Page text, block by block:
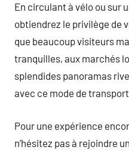
En circulant à vélo ou sur
obtiendrez le privilège de
que beaucoup visiteurs
tranquilles, aux marchés
splendides panoramas
avec ce mode de
Pour une expérience
n’hésitez pas à rejoindre